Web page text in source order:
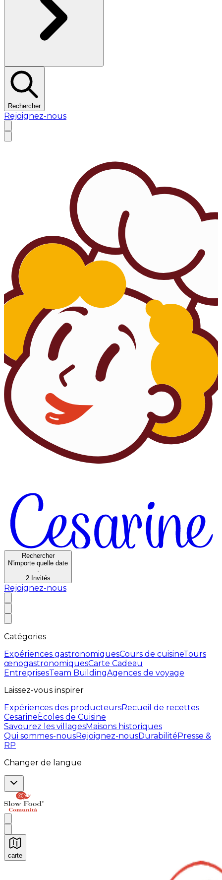
Rechercher
Rejoignez-nous
Rechercher
N'importe quelle date
·
2 Invités
Rejoignez-nous
Catégories
Expériences gastronomiquesCours de cuisineTours
œnogastronomiquesCarte Cadeau
EntreprisesTeam BuildingAgences de voyage
Laissez-vous inspirer
Expériences des producteursRecueil de recettes
CesarineÈcoles de Cuisine
Savourez les villagesMaisons historiques
Qui sommes-nousRejoignez-nousDurabilitéPresse &
RP
Changer de langue
carte
Expériences culinaires inoubliables : Expériences